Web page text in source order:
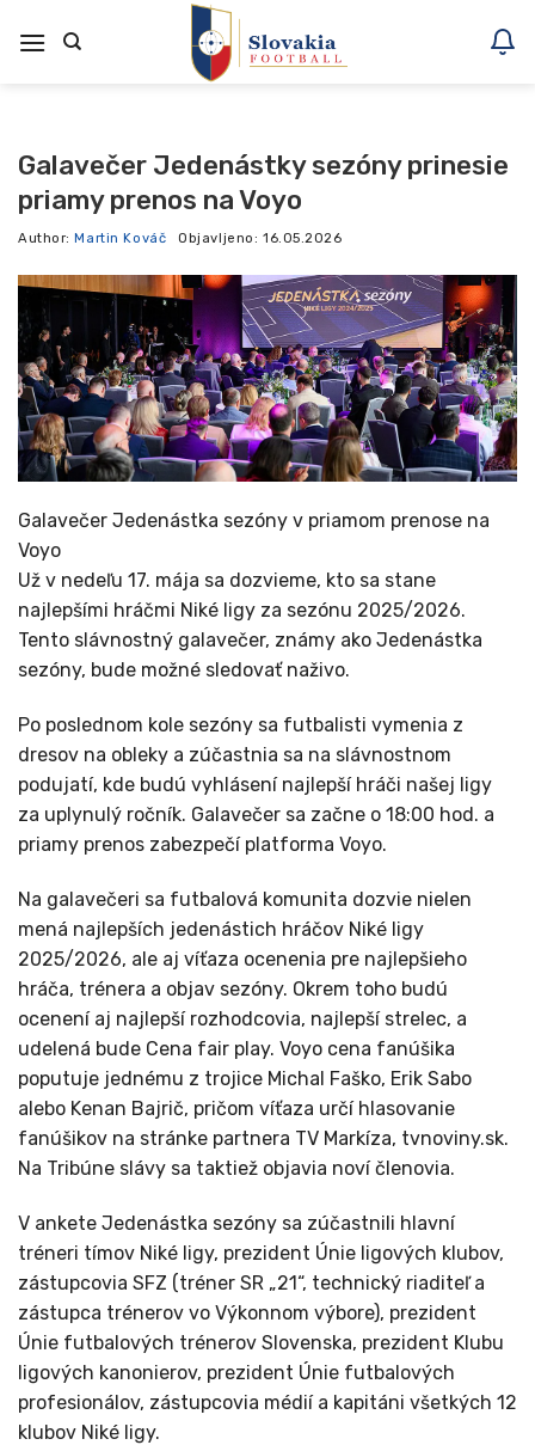
na
Galavečer Jedenástky sezóny prinesie
priamy prenos na Voyo
Author: Martin Kováč Objavljeno: 16.05.2026
Galavečer Jedenástka sezóny v priamom prenose na
Voyo
Už v nedeľu 17. mája sa dozvieme, kto sa stane
najlepšími hráčmi Niké ligy za sezónu 2025/2026.
Tento slávnostný galavečer, známy ako Jedenástka
sezóny, bude možné sledovať naživo.
Po poslednom kole sezóny sa futbalisti vymenia z
dresov na obleky a zúčastnia sa na slávnostnom
podujatí, kde budú vyhlásení najlepší hráči našej ligy
za uplynulý ročník. Galavečer sa začne o 18:00 hod. a
priamy prenos zabezpečí platforma Voyo.
Na galavečeri sa futbalová komunita dozvie nielen
mená najlepších jedenástich hráčov Niké ligy
2025/2026, ale aj víťaza ocenenia pre najlepšieho
hráča, trénera a objav sezóny. Okrem toho budú
ocenení aj najlepší rozhodcovia, najlepší strelec, a
udelená bude Cena fair play. Voyo cena fanúšika
poputuje jednému z trojice Michal Faško, Erik Sabo
alebo Kenan Bajrič, pričom víťaza určí hlasovanie
fanúšikov na stránke partnera TV Markíza, tvnoviny.sk.
Na Tribúne slávy sa taktiež objavia noví členovia.
V ankete Jedenástka sezóny sa zúčastnili hlavní
tréneri tímov Niké ligy, prezident Únie ligových klubov,
zástupcovia SFZ (tréner SR „21“, technický riaditeľ a
zástupca trénerov vo Výkonnom výbore), prezident
Únie futbalových trénerov Slovenska, prezident Klubu
ligových kanonierov, prezident Únie futbalových
profesionálov, zástupcovia médií a kapitáni všetkých 12
klubov Niké ligy.